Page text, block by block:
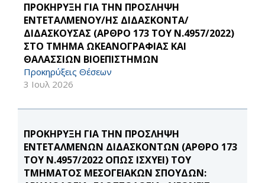
ΠΡΟΚΗΡΥΞΗ ΓΙΑ ΤΗΝ ΠΡΟΣΛΗΨΗ
ΕΝΤΕΤΑΛΜΕΝΟΥ/ΗΣ ΔΙΔΑΣΚΟΝΤΑ/
ΔΙΔΑΣΚΟΥΣΑΣ (ΑΡΘΡΟ 173 ΤΟΥ Ν.4957/2022)
ΣΤΟ ΤΜΗΜΑ ΩΚΕΑΝΟΓΡΑΦΙΑΣ ΚΑΙ
ΘΑΛΑΣΣΙΩΝ ΒΙΟΕΠΙΣΤΗΜΩΝ
Προκηρύξεις Θέσεων
3 Ιουλ 2026
ΠΡΟΚΗΡΥΞΗ ΓΙΑ ΤΗΝ ΠΡΟΣΛΗΨΗ
ΕΝΤΕΤΑΛΜΕΝΩΝ ΔΙΔΑΣΚΟΝΤΩΝ (ΑΡΘΡΟ 173
ΤΟΥ Ν.4957/2022 ΟΠΩΣ ΙΣΧΥΕΙ) ΤΟΥ
ΤΜΗΜΑΤΟΣ ΜΕΣΟΓΕΙΑΚΩΝ ΣΠΟΥΔΩΝ: